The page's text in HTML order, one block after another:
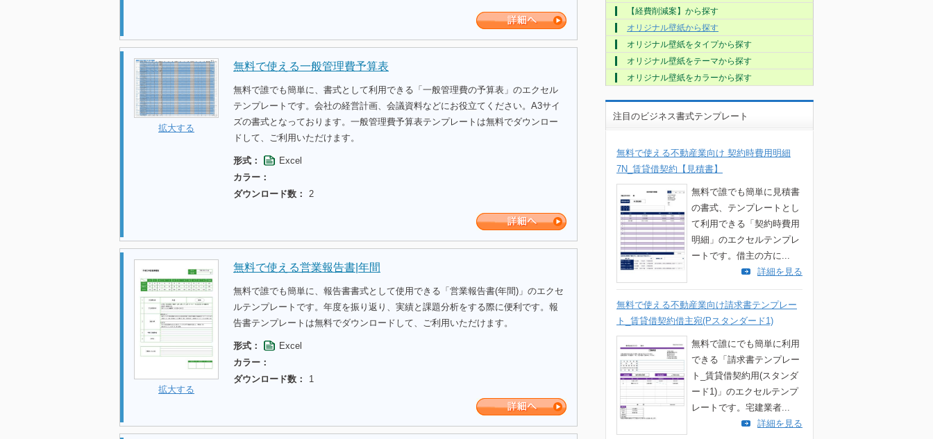
拡大する
無料で使える一般管理費予算表
無料で誰でも簡単に、書式として利用できる「一般管理費の予算表」のエクセル
テンプレートです。会社の経営計画、会議資料などにお役立てください。A3サイ
ズの書式となっております。一般管理費予算表テンプレートは無料でダウンロー
ドして、ご利用いただけます。
形式：
Excel
カラー：
ダウンロード数：
2
拡大する
無料で使える営業報告書|年間
無料で誰でも簡単に、報告書書式として使用できる「営業報告書(年間)」のエクセ
ルテンプレートです。年度を振り返り、実績と課題分析をする際に便利です。報
告書テンプレートは無料でダウンロードして、ご利用いただけます。
形式：
Excel
カラー：
ダウンロード数：
1
【経費削減案】から探す
オリジナル壁紙から探す
オリジナル壁紙をタイプから探す
オリジナル壁紙をテーマから探す
オリジナル壁紙をカラーから探す
注目のビジネス書式テンプレート
無料で使える不動産業向け 契約時費用明細
7N_賃貸借契約【見積書】
無料で誰でも簡単に見積書
の書式、テンプレートとし
て利用できる「契約時費用
明細」のエクセルテンプレ
ートです。借主の方に...
詳細を見る
無料で使える不動産業向け請求書テンプレー
ト_賃貸借契約借主宛(Pスタンダード1)
無料で誰にでも簡単に利用
できる「請求書テンプレー
ト_賃貸借契約用(スタンダ
ード1)」のエクセルテンプ
レートです。宅建業者...
詳細を見る